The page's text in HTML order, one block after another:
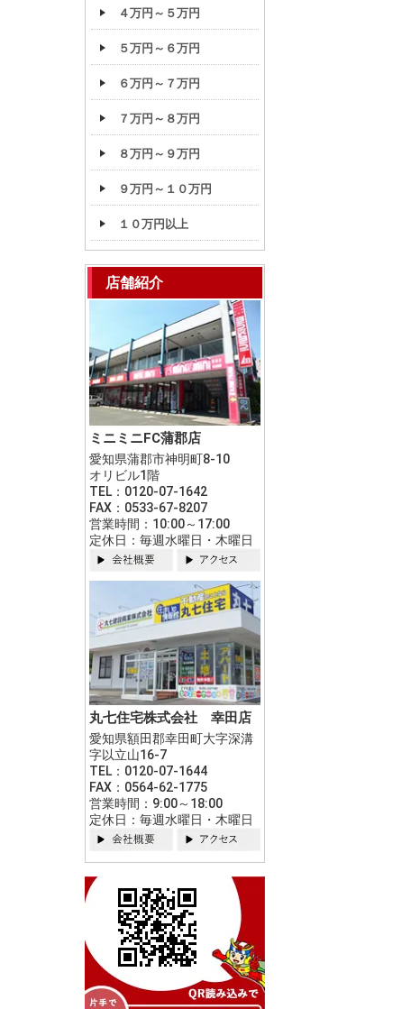
４万円～５万円
５万円～６万円
６万円～７万円
７万円～８万円
８万円～９万円
９万円～１０万円
１０万円以上
店舗紹介
ミニミニFC蒲郡店
愛知県蒲郡市神明町8-10
オリビル1階
TEL：0120-07-1642
FAX：0533-67-8207
営業時間：10:00～17:00
定休日：毎週水曜日・木曜日
丸七住宅株式会社 幸田店
愛知県額田郡幸田町大字深溝
字以立山16-7
TEL：0120-07-1644
FAX：0564-62-1775
営業時間：9:00～18:00
定休日：毎週水曜日・木曜日